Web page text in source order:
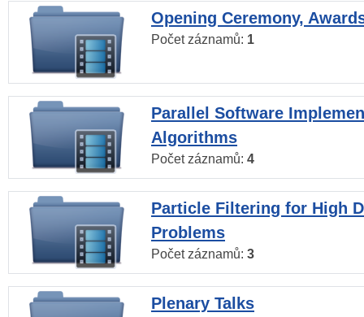
Opening Ceremony,
Počet záznamů: 1
Parallel Software
Algorithms
Počet záznamů: 4
Particle Filtering for High
Problems
Počet záznamů: 3
Plenary Talks